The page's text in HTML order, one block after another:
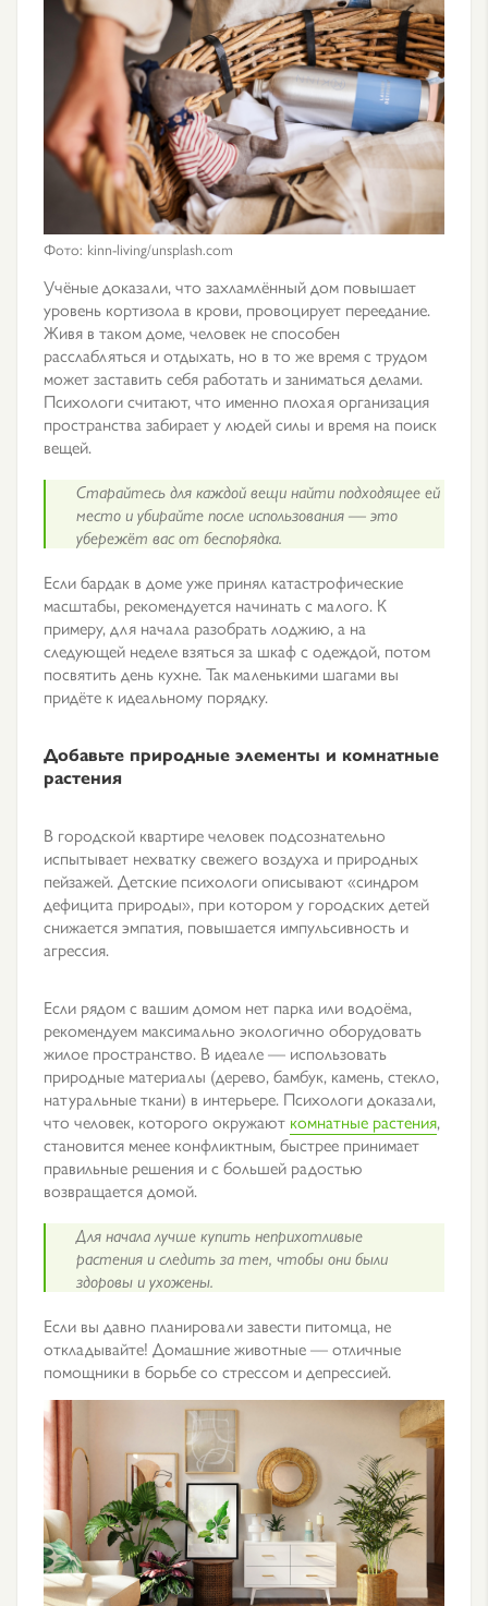
Фото: kinn-living/unsplash.com
Учёные доказали, что захламлённый дом повышает
уровень кортизола в крови, провоцирует переедание.
Живя в таком доме, человек не способен
расслабляться и отдыхать, но в то же время с трудом
может заставить себя работать и заниматься делами.
Психологи считают, что именно плохая организация
пространства забирает у людей силы и время на поиск
вещей.
Старайтесь для каждой вещи найти подходящее ей
место и убирайте после использования — это
убережёт вас от беспорядка.
Если бардак в доме уже принял катастрофические
масштабы, рекомендуется начинать с малого. К
примеру, для начала разобрать лоджию, а на
следующей неделе взяться за шкаф с одеждой, потом
посвятить день кухне. Так маленькими шагами вы
придёте к идеальному порядку.
Добавьте природные элементы и комнатные
растения
В городской квартире человек подсознательно
испытывает нехватку свежего воздуха и природных
пейзажей. Детские психологи описывают «синдром
дефицита природы», при котором у городских детей
снижается эмпатия, повышается импульсивность и
агрессия.
Если рядом с вашим домом нет парка или водоёма,
рекомендуем максимально экологично оборудовать
жилое пространство. В идеале — использовать
природные материалы (дерево, бамбук, камень, стекло,
натуральные ткани) в интерьере. Психологи доказали,
что человек, которого окружают комнатные растения,
становится менее конфликтным, быстрее принимает
правильные решения и с большей радостью
возвращается домой.
Для начала лучше купить неприхотливые
растения и следить за тем, чтобы они были
здоровы и ухожены.
Если вы давно планировали завести питомца, не
откладывайте! Домашние животные — отличные
помощники в борьбе со стрессом и депрессией.